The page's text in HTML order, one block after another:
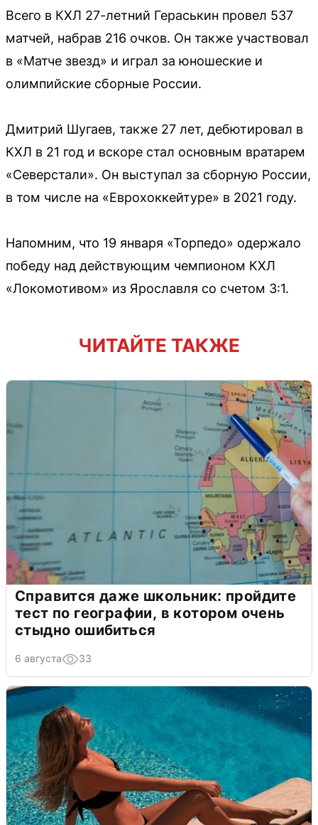
Всего в КХЛ 27-летний Гераськин провел 537
матчей, набрав 216 очков. Он также участвовал
в «Матче звезд» и играл за юношеские и
олимпийские сборные России.
Дмитрий Шугаев, также 27 лет, дебютировал в
КХЛ в 21 год и вскоре стал основным вратарем
«Северстали». Он выступал за сборную России,
в том числе на «Еврохоккейтуре» в 2021 году.
Напомним, что 19 января «Торпедо» одержало
победу над действующим чемпионом КХЛ
«Локомотивом» из Ярославля со счетом 3:1.
ЧИТАЙТЕ ТАКЖЕ
Справится даже школьник: пройдите
тест по географии, в котором очень
стыдно ошибиться
6 августа 33